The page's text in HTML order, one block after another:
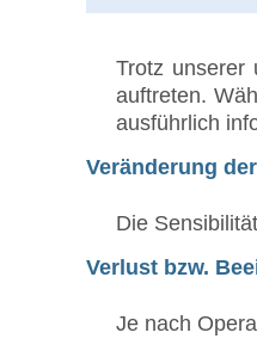
Trotz unserer
auftreten.
ausführlich
Veränderung
Die
Verlust bzw.
Je nach